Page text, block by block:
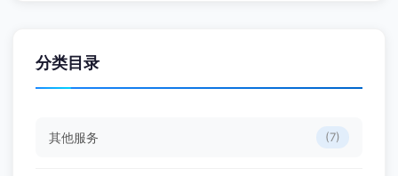
分类目录
其他服务 (7)